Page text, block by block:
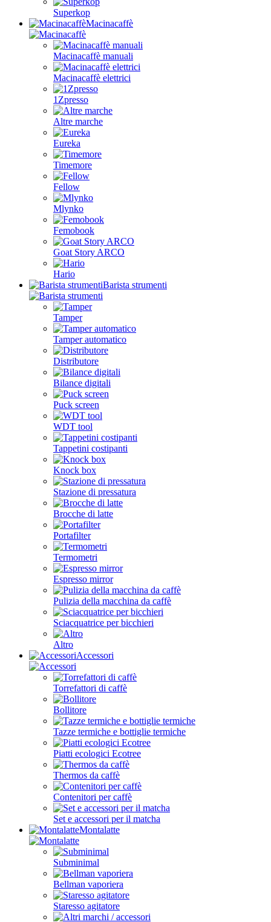
Superkop
Macinacaffè
Macinacaffè manuali
Macinacaffè elettrici
1Zpresso
Altre marche
Eureka
Timemore
Fellow
Mlynko
Femobook
Goat Story ARCO
Hario
Barista strumenti
Tamper
Tamper automatico
Distributore
Bilance digitali
Puck screen
WDT tool
Tappetini costipanti
Knock box
Stazione di pressatura
Brocche di latte
Portafilter
Termometri
Espresso mirror
Pulizia della macchina da caffè
Sciacquatrice per bicchieri
Altro
Accessori
Torrefattori di caffè
Bollitore
Tazze termiche e bottiglie termiche
Piatti ecologici Ecotree
Thermos da caffè
Contenitori per caffè
Set e accessori per il matcha
Montalatte
Subminimal
Bellman vaporiera
Staresso agitatore